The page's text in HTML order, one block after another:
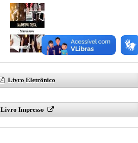
Livro Eletrônico
Livro Impresso